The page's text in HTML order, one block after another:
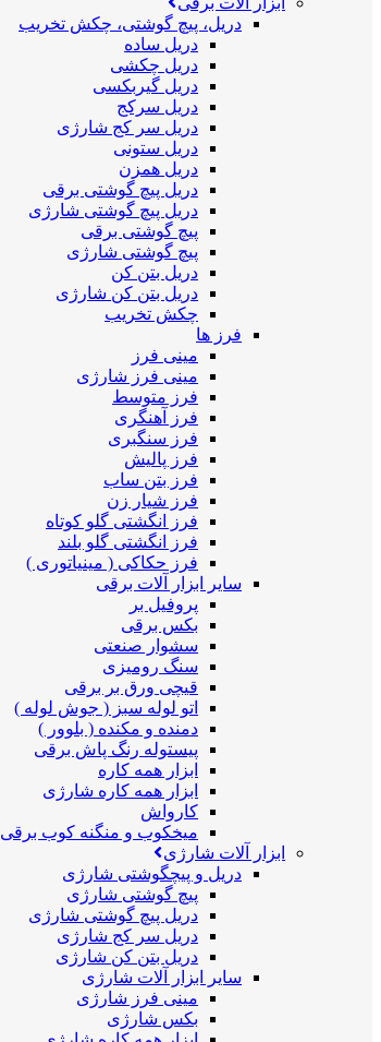
دریل، پیچ گوشتی، چکش تخریب
دریل ساده
دریل چکشی
دریل گیربکسی
دریل سرکج
دریل سر کج شارژی
دریل ستونی
دریل همزن
دریل پیچ گوشتی برقی
دریل پیچ گوشتی شارژی
پیچ گوشتی برقی
پیچ گوشتی شارژی
دریل بتن کن
دریل بتن کن شارژی
چکش تخریب
فرز ها
مینی فرز
مینی فرز شارژی
فرز متوسط
فرز آهنگری
فرز سنگبری
فرز پالیش
فرز بتن ساب
فرز شیار زن
فرز انگشتی گلو کوتاه
فرز انگشتی گلو بلند
فرز حکاکی ( مینیاتوری )
سایر ابزار آلات برقی
پروفیل بر
بکس برقی
سشوار صنعتی
سنگ رومیزی
قیچی ورق بر برقی
اتو لوله سبز ( جوش لوله )
دمنده و مکنده ( بلوور )
پیستوله رنگ پاش برقی
ابزار همه کاره
ابزار همه کاره شارژی
کارواش
میخکوب و منگنه کوب برقی
ابزار آلات شارژی
دریل و پیچگوشتی شارژی
پیچ گوشتی شارژی
دریل پیچ گوشتی شارژی
دریل سر کج شارژی
دریل بتن کن شارژی
سایر ابزار آلات شارژی
مینی فرز شارژی
بکس شارژی